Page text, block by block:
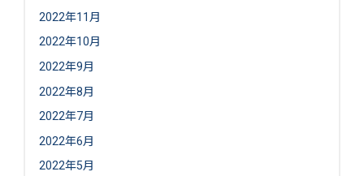
2022年11月
2022年10月
2022年9月
2022年8月
2022年7月
2022年6月
2022年5月